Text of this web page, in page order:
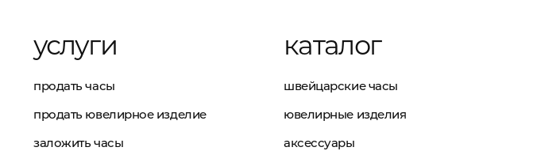
услуги
продать часы
продать ювелирное изделие
заложить часы
каталог
швейцарские часы
ювелирные изделия
аксессуары